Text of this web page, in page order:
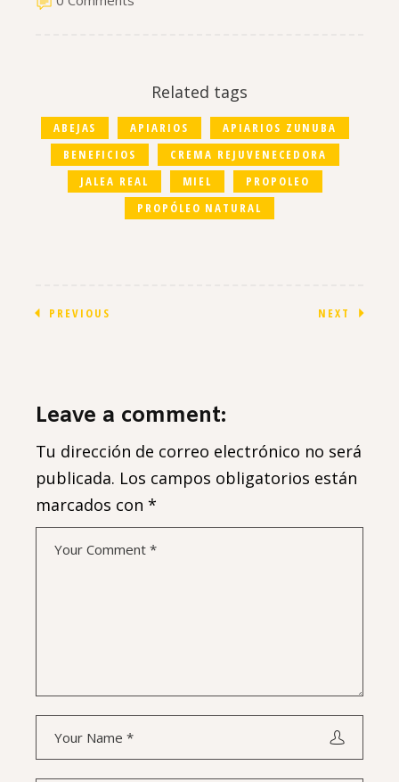
Related tags
ABEJAS APIARIOS
APIARIOS ZUNUBA
BENEFICIOS
CREMA REJUVENECEDORA
JALEA REAL
MIEL
PROPOLEO
PROPÓLEO NATURAL
PREVIOUS NEXT
Leave a comment:
Tu dirección de correo electrónico no será
publicada. Los campos obligatorios están
marcados con*